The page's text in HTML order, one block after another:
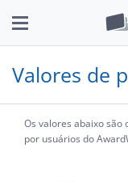
Valores de
Os valores abaixo são
por usuários do